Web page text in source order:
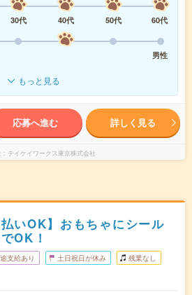
30代 40代 50代
60代
男性
もっと見る
応募へ進む 詳しく見る
テイケイワークス東京株式会社
払いOK】おもちゃにシール
OK！
支給あり 土日祝日が休み 残業なし